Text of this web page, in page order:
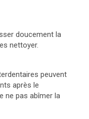
doucement la
nettoyer.
peuvent
après le
ne pas abîmer la